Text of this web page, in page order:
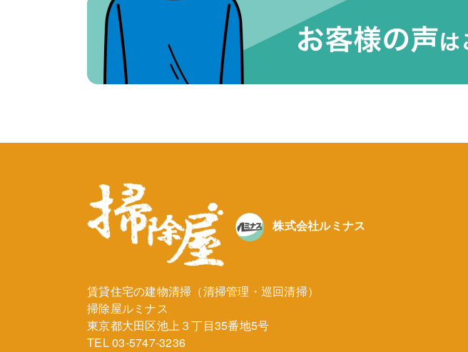
株式会社ルミナス
賃貸住宅の建物清掃（清掃管理・巡回清掃）
掃除屋ルミナス
東京都大田区池上３丁目35番地5号
TEL03-5747-3236